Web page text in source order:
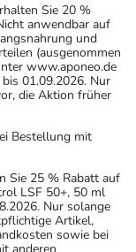
Sie 20 %
anwendbar auf
und
(ausgenommen
www.aponeo.de
01.09.2026. Nur
die Aktion früher
Bestellung mit
Sie 25 % Rabatt auf
LSF 50+, 50 ml
Nur solange
Artikel,
sowie bei